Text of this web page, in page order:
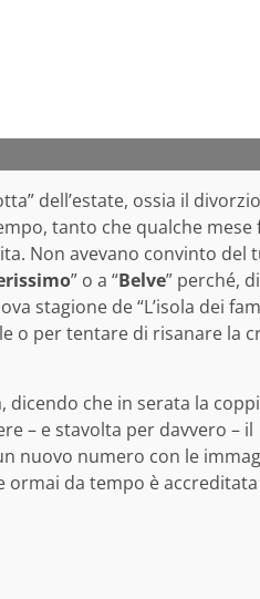
dell’estate, ossia il
tanto che qualche mese
Non avevano convinto del
” o a “Belve” perché,
stagione de “L’isola dei
o per tentare di risanare la
dicendo che in serata la
– e stavolta per davvero – il
nuovo numero con le
ormai da tempo è